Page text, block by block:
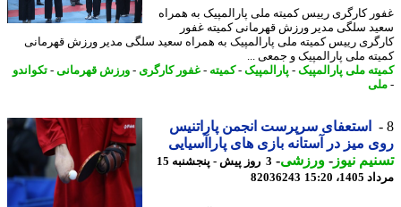
کارگری رییس کمیته ملی پارالمپیک به همراه
سلگی مدیر ورزش قهرمانی کمیته غفور
رییس کمیته ملی پارالمپیک به همراه سعید سلگی مدیر ورزش قهرمانی
ملی پارالمپیک و جمعی ...
ملی پارالمپیک-پارالمپیک-کمیته-غفور کارگری - ورزش قهرمانی-تکواندو
استعفای سرپرست انجمن پاراتنیس
میز در آستانه بازی های پاراآسیایی
نیوز-ورزشی-
3 روز پیش - پنجشنبه 15
15:20
82036243